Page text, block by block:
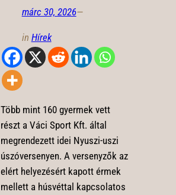
márc 30, 2026—
in Hírek
Több mint 160 gyermek vett
részt a Váci Sport Kft. által
megrendezett idei Nyuszi-uszi
úszóversenyen. A versenyzők az
elért helyezésért kapott érmek
mellett a húsvéttal kapcsolatos